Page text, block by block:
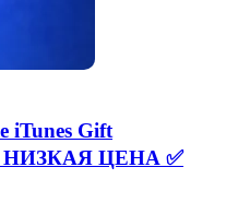
iTunes Gift
НИЗКАЯ ЦЕНА ✅